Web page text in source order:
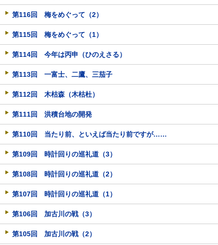
第116回 梅をめぐって（2）
第115回 梅をめぐって（1）
第114回 今年は丙申（ひのえさる）
第113回 一富士、二鷹、三茄子
第112回 木枯森（木枯杜）
第111回 洪積台地の開発
第110回 当たり前、といえば当たり前ですが……
第109回 時計回りの巡礼道（3）
第108回 時計回りの巡礼道（2）
第107回 時計回りの巡礼道（1）
第106回 加古川の戦（3）
第105回 加古川の戦（2）